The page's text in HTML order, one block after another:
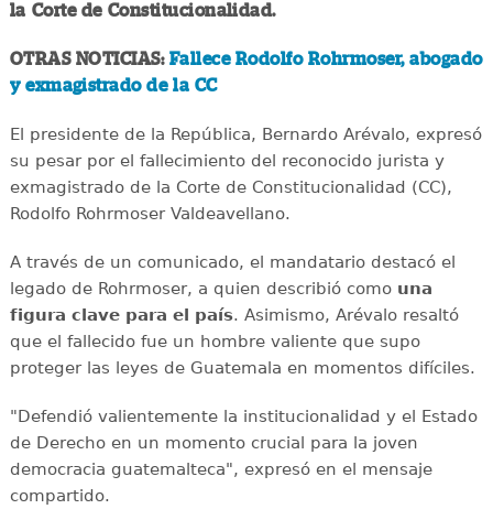
la Corte de Constitucionalidad.
OTRAS NOTICIAS: Fallece Rodolfo Rohrmoser, abogado
y exmagistrado de la CC
El presidente de la República, Bernardo Arévalo, expresó
su pesar por el fallecimiento del reconocido jurista y
exmagistrado de la Corte de Constitucionalidad (CC),
Rodolfo Rohrmoser Valdeavellano.
A través de un comunicado, el mandatario destacó el
legado de Rohrmoser, a quien describió comouna
figura clave para el país. Asimismo, Arévalo resaltó
que el fallecido fue un hombre valiente que supo
proteger las leyes de Guatemala en momentos difíciles.
"Defendió valientemente la institucionalidad y el Estado
de Derecho en un momento crucial para la joven
democracia guatemalteca", expresó en el mensaje
compartido.